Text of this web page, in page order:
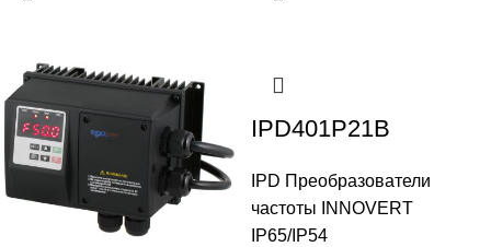
IPD401P21B
IPD Преобразователи
частоты INNOVERT
IP65/IP54